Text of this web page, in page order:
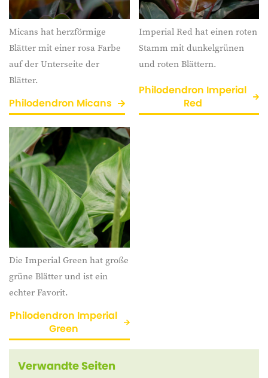
Micans hat herzförmige
Blätter mit einer rosa Farbe
auf der Unterseite der
Blätter.
Philodendron Micans
Imperial Red hat einen roten
Stamm mit dunkelgrünen
und roten Blättern.
Philodendron Imperial
Red
Die Imperial Green hat große
grüne Blätter und ist ein
echter Favorit.
Philodendron Imperial
Green
Verwandte Seiten